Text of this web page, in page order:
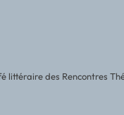
littéraire des Rencontres